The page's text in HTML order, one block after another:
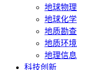
地球物理
地球化学
地质勘查
地质环境
地理信息
科技创新